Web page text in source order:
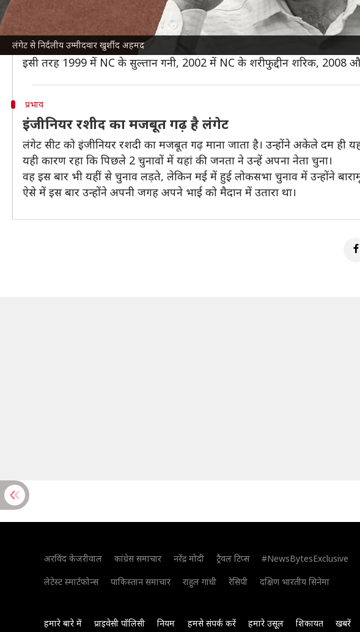
लंगेट से निर्दलीय उम्मीदवार खुर्शीद अहमद
कैसा रहा है लंगेट सीट का इतिहास?
लंगेट विधानसभा सीट 1977 में अस्तित्व में आई थी। यहां शुरू से नेशनल कॉन्फ्रेंस
1977 के चुनाव में NC के मोहम्मद सुल्तान गनी ने जीत हासिल की थी। उसके बाद
इसी तरह 1999 में NC के सुल्तान गनी, 2002 में NC के शरीफुद्दीन शरिक, 2008
प्रभाव
इंजीनियर रशीद का मजबूत गढ़ है लंगेट
लंगेट सीट को इंजीनियर रशदी का मजबूत गढ़ माना जाता है। उन्होंने अकेले दम ही
यही कारण रहा कि पिछले 2 चुनावों में यहां की जनता ने उन्हें अपना नेता चुना।
वह इस बार भी यहीं से चुनाव लड़ते, लेकिन मई में हुई लोकसभा चुनाव में उन्होंने
ऐसे में इस बार उन्होंने अपनी जगह अपने भाई को मैदान में उतारा था।
अरविंद केजरीवाल कांग्रेस समाचार नरेंद्र मोदी ट्रैवल टिप्स #NewsBytesExclusive
लेटेस्ट स्मार्टफोन्स
पाकिस्तान समाचार राहुल गांधी रेसिपी दक्षिण भारतीय सिनेमा
हमारे बारे में प्राइवेसी पॉलिसी नियम हमसे संपर्क करें हमारे उसूल शिकायत खबरें